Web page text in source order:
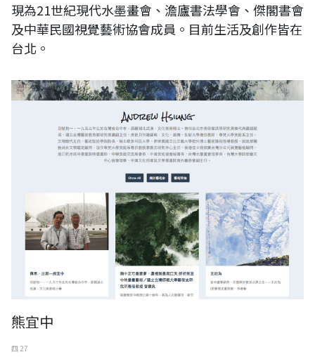
現為21世紀現代水墨畫會、澹廬書法學會、傑閣書會
及中華民國視覺藝術協會成員。目前生活及創作皆在
台北。
熊宜中
四 27